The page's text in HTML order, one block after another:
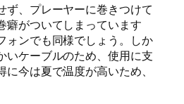
ず、プレーヤーに巻きつけて
癖がついてしまっています
ォンでも同様でしょう。しか
いケーブルのため、使用に支
今は夏で温度が高いため、